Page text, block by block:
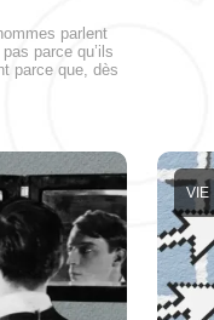
parlent
parce qu’ils
parce que, dès
VIE